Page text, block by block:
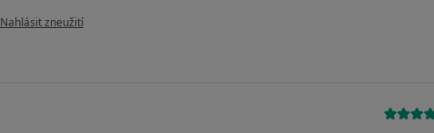
podle názoru uživatele Váš účet byl odstraněn
Nahlásit zneužití